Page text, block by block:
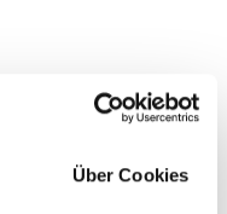
Über Cookies